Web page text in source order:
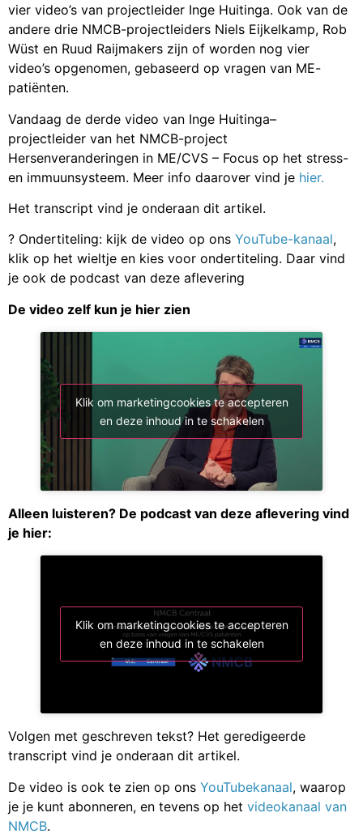
vier video’s van projectleider Inge Huitinga. Ook van de
andere drie NMCB-projectleiders Niels Eijkelkamp, Rob
Wüst en Ruud Raijmakers zijn of worden nog vier
video’s opgenomen, gebaseerd op vragen van ME-
patiënten.
Vandaag de derde video van Inge Huitinga–
projectleider van het NMCB-project
Hersenveranderingen in ME/CVS – Focus op het stress-
en immuunsysteem. Meer info daarover vind je hier.
Het transcript vind je onderaan dit artikel.
? Ondertiteling: kijk de video op ons YouTube-kanaal,
klik op het wieltje en kies voor ondertiteling. Daar vind
je ook de podcast van deze aflevering
De video zelf kun je hier zien
Klik om marketingcookies te accepteren
en deze inhoud in te schakelen
Alleen luisteren? De podcast van deze aflevering vind
je hier:
Klik om marketingcookies te accepteren
en deze inhoud in te schakelen
Volgen met geschreven tekst? Het geredigeerde
transcript vind je onderaan dit artikel.
De video is ook te zien op ons YouTubekanaal, waarop
je je kunt abonneren, en tevens op het videokanaal van
NMCB.